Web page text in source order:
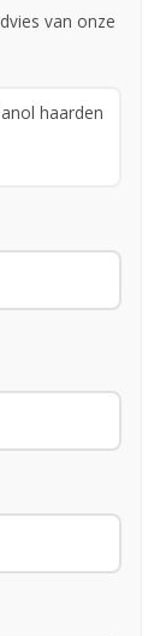
van onze
haarden